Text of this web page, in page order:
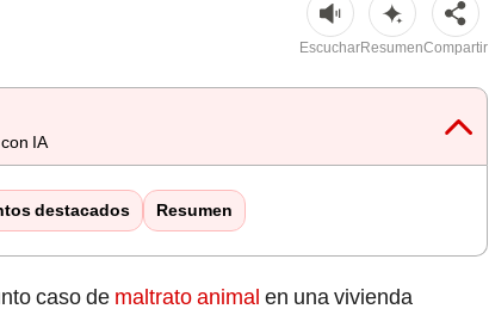
EscucharResumenCompartir
IA
destacados Resumen
caso de maltrato animal en una vivienda